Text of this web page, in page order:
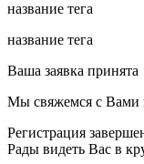
название тега
название тега
Ваша заявка принята
Мы свяжемся с Вами
Регистрация
Рады видеть Вас в